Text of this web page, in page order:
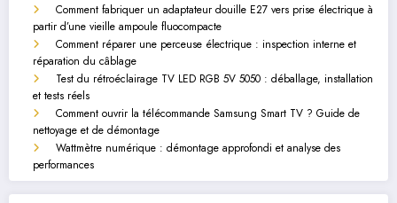
Comment fabriquer un adaptateur douille E27 vers prise électrique à
partir d’une vieille ampoule fluocompacte
Comment réparer une perceuse électrique : inspection interne et
réparation du câblage
Test du rétroéclairage TV LED RGB 5V 5050 : déballage, installation
et tests réels
Comment ouvrir la télécommande Samsung Smart TV ? Guide de
nettoyage et de démontage
Wattmètre numérique : démontage approfondi et analyse des
performances